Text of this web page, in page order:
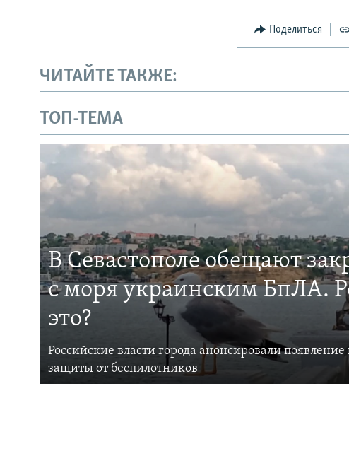
Поделиться
ЧИТАЙТЕ ТАКЖЕ:
ТОП-ТЕМА
В Севастополе обещают
с моря украинским БпЛА.
это?
Российские власти города анонсировали
защиты от беспилотников